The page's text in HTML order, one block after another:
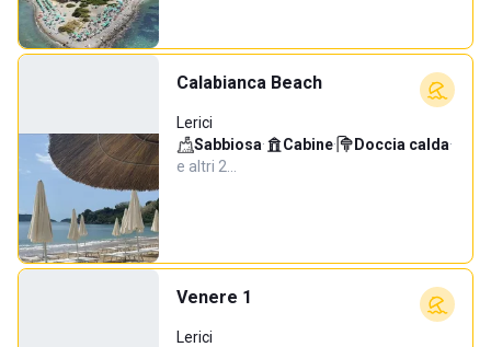
Calabianca Beach
Lerici
Sabbiosa· Cabine· Doccia calda·
e altri 2…
Venere 1
Lerici